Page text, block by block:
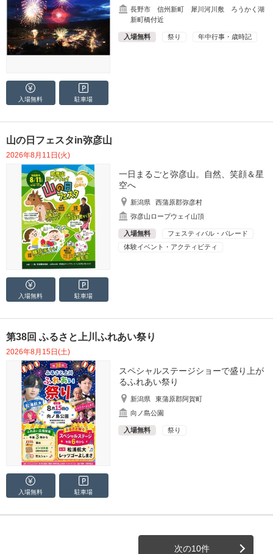
長野市 信州新町 犀川河川敷 ろうかく湖
新町橋付近
入場無料 祭り 年中行事・歳時記
入場無料 駐車場
山の日フェスタin弥彦山
2026年8月11日(火)
一日まるごと弥彦山。自然、笑顔＆星
空へ
新潟県
西蒲原郡弥彦村
弥彦山ロープウェイ山頂
入場無料
フェスティバル・パレード
体験イベント・アクティビティ
入場無料 駐車場
第38回 ふるさと上川ふれあい祭り
2026年8月15日(土)
スペシャルステージショーで盛り上が
るふれあい祭り
新潟県
東蒲原郡阿賀町
向ノ島公園
入場無料 祭り
入場無料 駐車場
次の10件